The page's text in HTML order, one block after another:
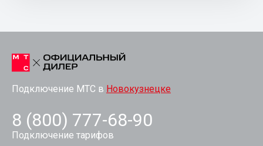
Подключение МТС в Новокузнецке
8 (800) 777-68-90
Подключение тарифов